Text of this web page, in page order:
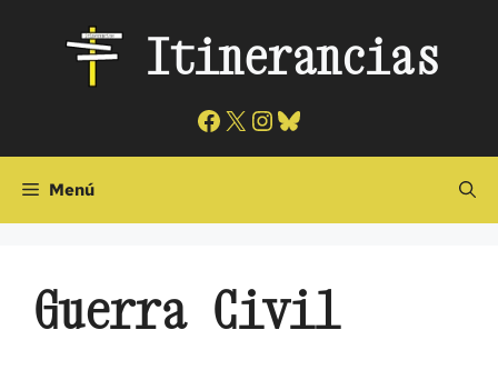
contenido
Itinerancias
Facebook
X Instagram
Bluesky
Menú
Guerra Civil